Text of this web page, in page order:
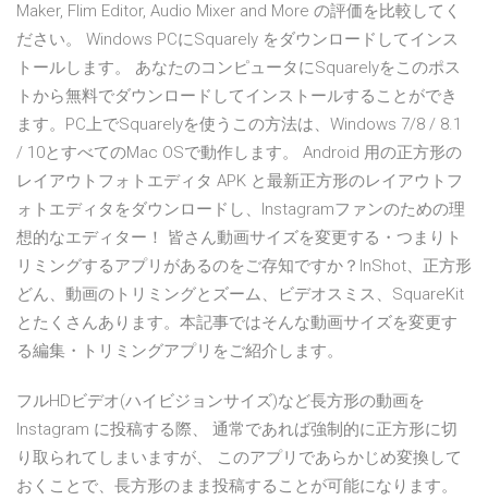
Maker, Flim Editor, Audio Mixer and More の評価を比較してく
ださい。 Windows PCにSquarely をダウンロードしてインス
トールします。 あなたのコンピュータにSquarelyをこのポス
トから無料でダウンロードしてインストールすることができ
ます。PC上でSquarelyを使うこの方法は、Windows 7/8 / 8.1
/ 10とすべてのMac OSで動作します。 Android 用の正方形の
レイアウトフォトエディタ APK と最新正方形のレイアウトフ
ォトエディタをダウンロードし、Instagramファンのための理
想的なエディター！ 皆さん動画サイズを変更する・つまりト
リミングするアプリがあるのをご存知ですか？InShot、正方形
どん、動画のトリミングとズーム、ビデオスミス、SquareKit
とたくさんあります。本記事ではそんな動画サイズを変更す
る編集・トリミングアプリをご紹介します。
フルHDビデオ(ハイビジョンサイズ)など長方形の動画を
Instagram に投稿する際、 通常であれば強制的に正方形に切
り取られてしまいますが、 このアプリであらかじめ変換して
おくことで、長方形のまま投稿することが可能になります。